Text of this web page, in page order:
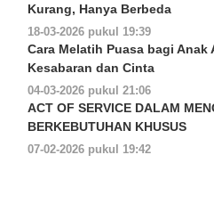
Kurang, Hanya Berbeda
18-03-2026 pukul 19:39
Cara Melatih Puasa bagi
Kesabaran dan Cinta
04-03-2026 pukul 21:06
ACT OF SERVICE DALAM
BERKEBUTUHAN KHUSUS
07-02-2026 pukul 19:42